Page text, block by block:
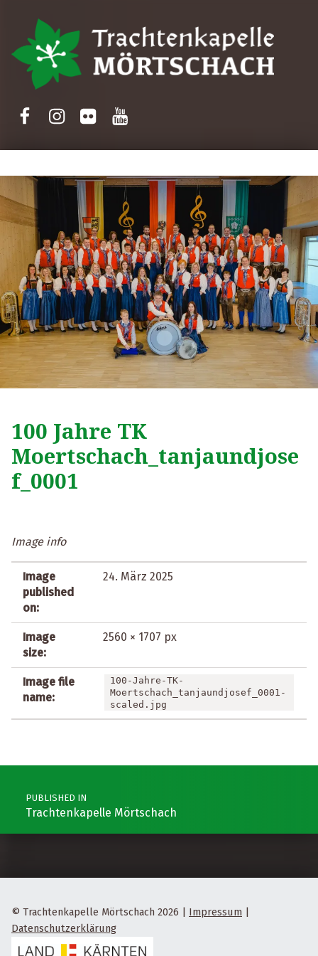
100 Jahre TK
Moertschach_tanjaundjose
f_0001
Image info
Image
published
on:
24. März 2025
Image
size:
2560 × 1707 px
Image file
name:
100-Jahre-TK-
Moertschach_tanjaundjosef_0001-
scaled.jpg
Post navigation
PUBLISHED IN
Trachtenkapelle Mörtschach
© Trachtenkapelle Mörtschach 2026 | Impressum |
Datenschutzerklärung